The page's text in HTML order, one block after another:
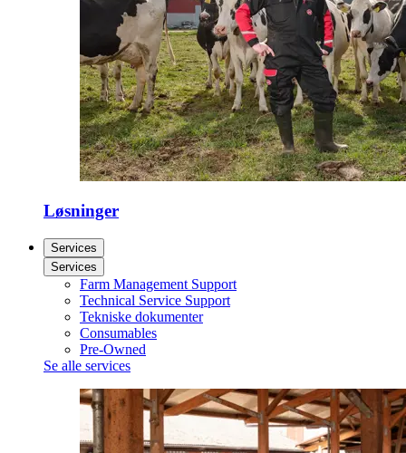
Løsninger
Services
Services
Farm Management Support
Technical Service Support
Tekniske dokumenter
Consumables
Pre-Owned
Se alle services